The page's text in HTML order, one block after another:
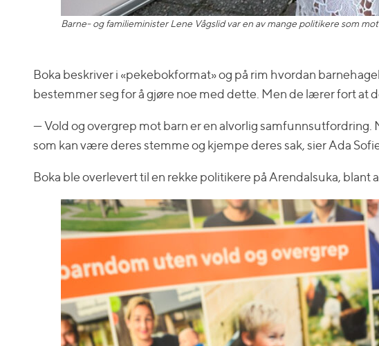
Barne- og familieminister Lene Vågslid var en av mange politikere som
Boka beskriver i «pekebokformat» og på rim hvordan
bestemmer seg for å gjøre noe med dette. Men de lærer fort at
— Vold og overgrep mot barn er en alvorlig
som kan være deres stemme og kjempe deres sak, sier Ada
Boka ble overlevert til en rekke politikere på Arendalsuka,